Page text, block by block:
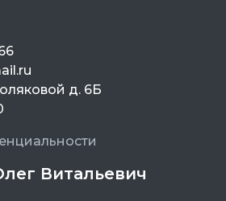
д. 6Б
Витальевич